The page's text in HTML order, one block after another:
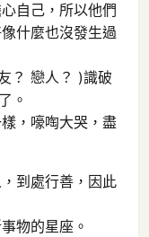
自己，所以他們
什麼也沒發生過
？ 戀人？ )識破
。
，嚎啕大哭，盡
到處行善，因此
物的星座。